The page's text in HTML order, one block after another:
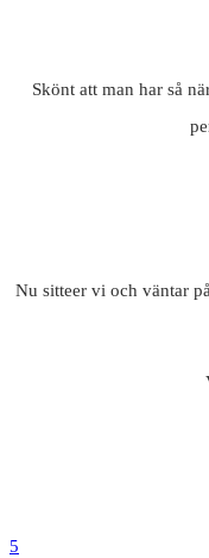
Skönt att man har så
Nu sitteer vi och väntar
5